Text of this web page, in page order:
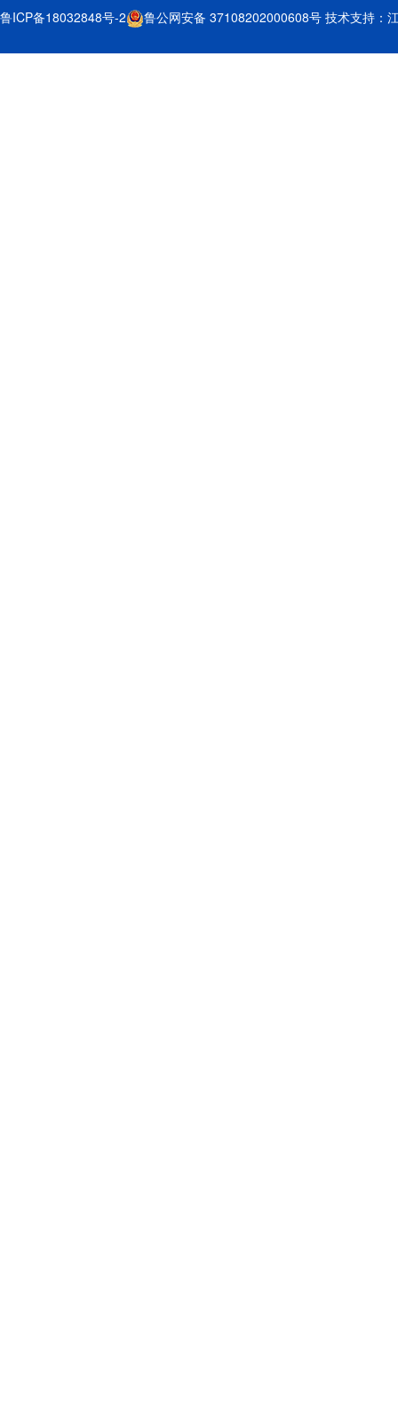
鲁ICP备18032848号-2
鲁公网安备 37108202000608号 技术支持：